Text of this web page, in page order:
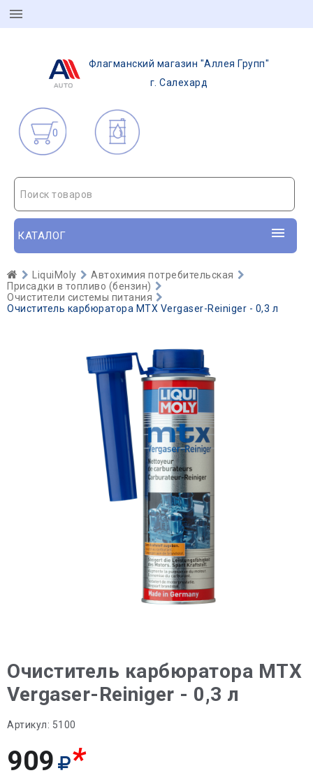
Флагманский магазин "Аллея Групп"
г. Салехард
0
Поиск товаров
КАТАЛОГ
LiquiMoly
Автохимия потребительская
Присадки в топливо (бензин)
Очистители системы питания
Очиститель карбюратора MTX Vergaser-Reiniger - 0,3 л
Очиститель карбюратора MTX
Vergaser-Reiniger - 0,3 л
Артикул: 5100
909 *